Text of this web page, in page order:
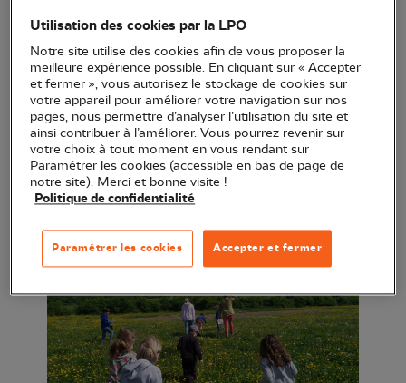
Dans le cadre du programme « Des Terres et des
Ailes » de la LPO qui a pour objectif d’accompagner
et de valoriser les agriculteurs et agricultrices qui
agissent pour la nature, la LPO Pas-de-Calais a
décidé de valoriser les agriculteurs avec qui nous
travaillons sur le département via un programme
d’animations faisant rencontrer une classe et un
agriculteur ou une agricultrice d’un même village.
Utilisation des cookies par la LPO
Notre site utilise des cookies afin de vous proposer la
meilleure expérience possible. En cliquant sur « Accepter
et fermer », vous autorisez le stockage de cookies sur
votre appareil pour améliorer votre navigation sur nos
pages, nous permettre d’analyser l’utilisation du site et
ainsi contribuer à l’améliorer. Vous pourrez revenir sur
votre choix à tout moment en vous rendant sur
Paramétrer les cookies (accessible en bas de page de
notre site). Merci et bonne visite !
Politique de confidentialité
Accepter et fermer
Paramétrer les cookies